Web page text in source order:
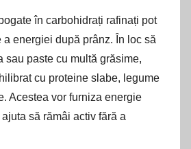
în carbohidrați rafinați pot
a energiei după prânz. În loc să
sau paste cu multă grăsime,
cu proteine slabe, legume
Acestea vor furniza energie
să rămâi activ fără a